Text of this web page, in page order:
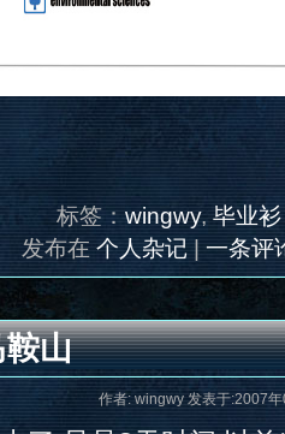
标签：wingwy,毕业衫
发布在 个人杂记| 一条评
山
作者: wingwy 发表于:2007